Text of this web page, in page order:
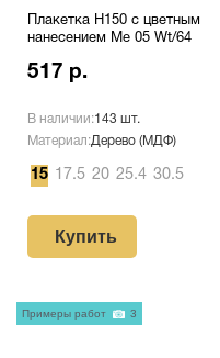
Плакетка H150 с цветным
нанесением Me 05 Wt/64
517 р.
В наличии:143 шт.
Материал:Дерево (МДФ)
15 17.5 20 25.4 30.5
Купить
Примеры работ 3